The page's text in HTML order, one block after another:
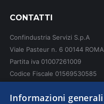
opens
new
window
opens
window
opens
window
CONTATTI
Confindustria Servizi S.p.A
Viale Pasteur n. 6 00144 ROMA
Partita iva 01007261009
Codice Fiscale 01569530585
Informazioni generali